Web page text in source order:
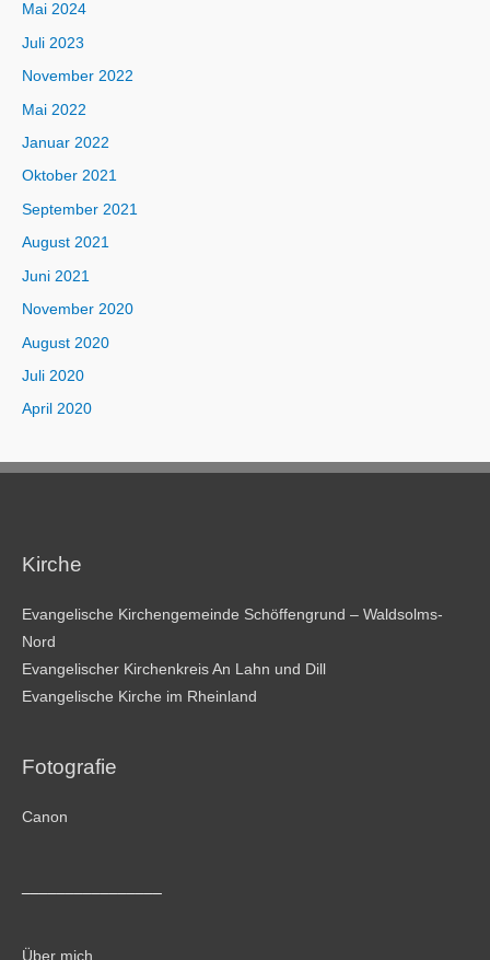
Mai 2024
Juli 2023
November 2022
Mai 2022
Januar 2022
Oktober 2021
September 2021
August 2021
Juni 2021
November 2020
August 2020
Juli 2020
April 2020
Kirche
Evangelische Kirchengemeinde Schöffengrund – Waldsolms-
Nord
Evangelischer Kirchenkreis An Lahn und Dill
Evangelische Kirche im Rheinland
Fotografie
Canon
Über mich